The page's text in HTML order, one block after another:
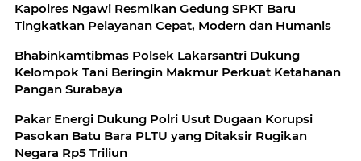
Kapolres Ngawi Resmikan Gedung SPKT Baru
Tingkatkan Pelayanan Cepat, Modern dan Humanis
Bhabinkamtibmas Polsek Lakarsantri Dukung
Kelompok Tani Beringin Makmur Perkuat Ketahanan
Pangan Surabaya
Pakar Energi Dukung Polri Usut Dugaan Korupsi
Pasokan Batu Bara PLTU yang Ditaksir Rugikan
Negara Rp5 Triliun